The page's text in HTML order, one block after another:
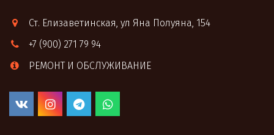
Ст. Елизаветинская, ул Яна Полуяна, 154
+7 (900) 271 79 94
РЕМОНТ И ОБСЛУЖИВАНИЕ